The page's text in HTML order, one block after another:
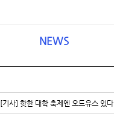
NEWS
[기사] 핫한 대학 축제엔 오드유스 있